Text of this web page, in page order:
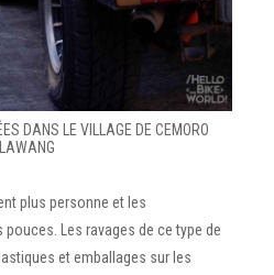
DANS LE VILLAGE DE CEMORO
LAWANG
plus personne et les
Les ravages de ce type de
et emballages sur les